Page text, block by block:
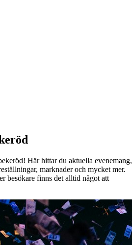
Här hittar du aktuella evenemang,
marknader och mycket mer.
besökare finns det alltid något att